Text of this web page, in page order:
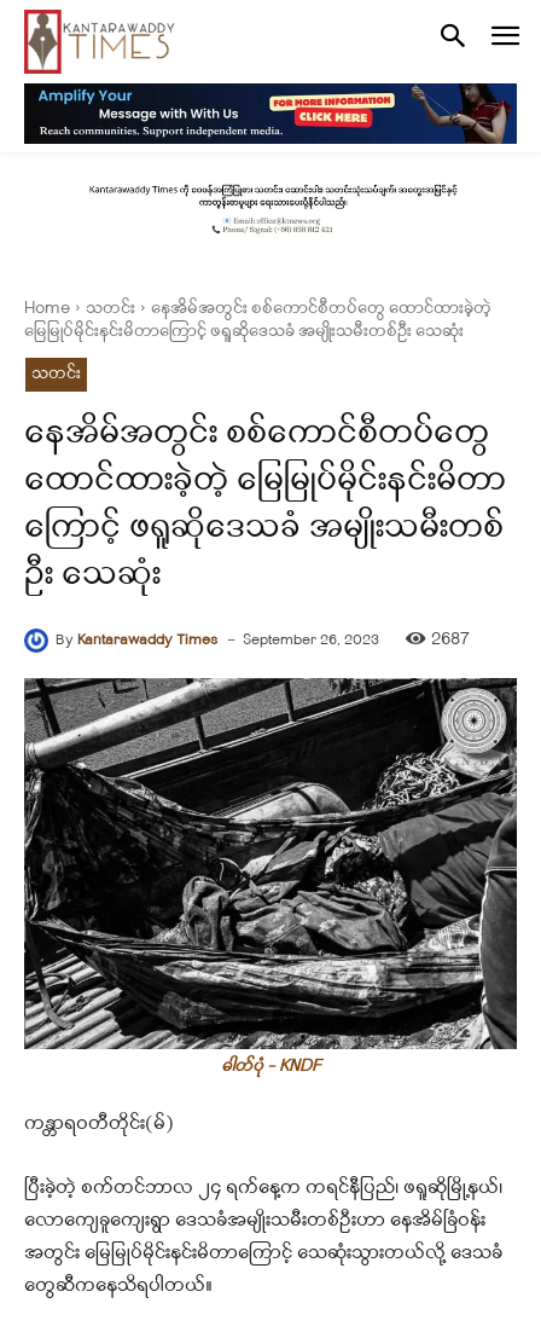
Home သတင်း
နေအိမ်အတွင်း စစ်ကောင်စီတပ်တွေ ထောင်ထားခဲ့တဲ့
မြေမြုပ်မိုင်းနင်းမိတာကြောင့် ဖရူဆိုဒေသခံ အမျိုးသမီးတစ်ဦး သေဆုံး
သတင်း
နေအိမ်အတွင်း စစ်ကောင်စီတပ်တွေ
ထောင်ထားခဲ့တဲ့ မြေမြုပ်မိုင်းနင်းမိတာ
ကြောင့် ဖရူဆိုဒေသခံ အမျိုးသမီးတစ်
ဦး သေဆုံး
ByKantarawaddy Times - September 26, 2023 2687
ဓါတ်ပုံ - KNDF
ကန္တာရဝတီတိုင်း(မ်)
ပြီးခဲ့တဲ့ စက်တင်ဘာလ ၂၄ ရက်နေ့က ကရင်နီပြည်၊ ဖရူဆိုမြို့နယ်၊
လောကျေခူကျေးရွာ ဒေသခံအမျိုးသမီးတစ်ဦးဟာ နေအိမ်ခြံဝန်း
အတွင်း မြေမြုပ်မိုင်းနင်းမိတာကြောင့် သေဆုံးသွားတယ်လို့ ဒေသခံ
တွေဆီကနေသိရပါတယ်။